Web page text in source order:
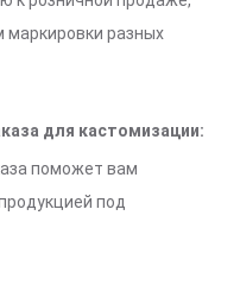
разных
для кастомизации:
поможет вам
под